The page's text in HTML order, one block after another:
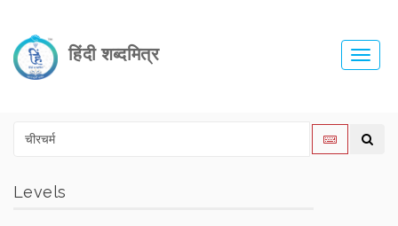
हिंदी शब्दमित्र
Levels